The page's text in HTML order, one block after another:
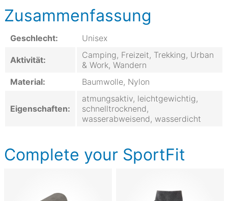
Zusammenfassung
Geschlecht: Unisex
Aktivität:
Camping, Freizeit, Trekking, Urban
& Work, Wandern
Material:
Baumwolle, Nylon
Eigenschaften:
atmungsaktiv, leichtgewichtig,
schnelltrocknend,
wasserabweisend, wasserdicht
Complete your SportFit